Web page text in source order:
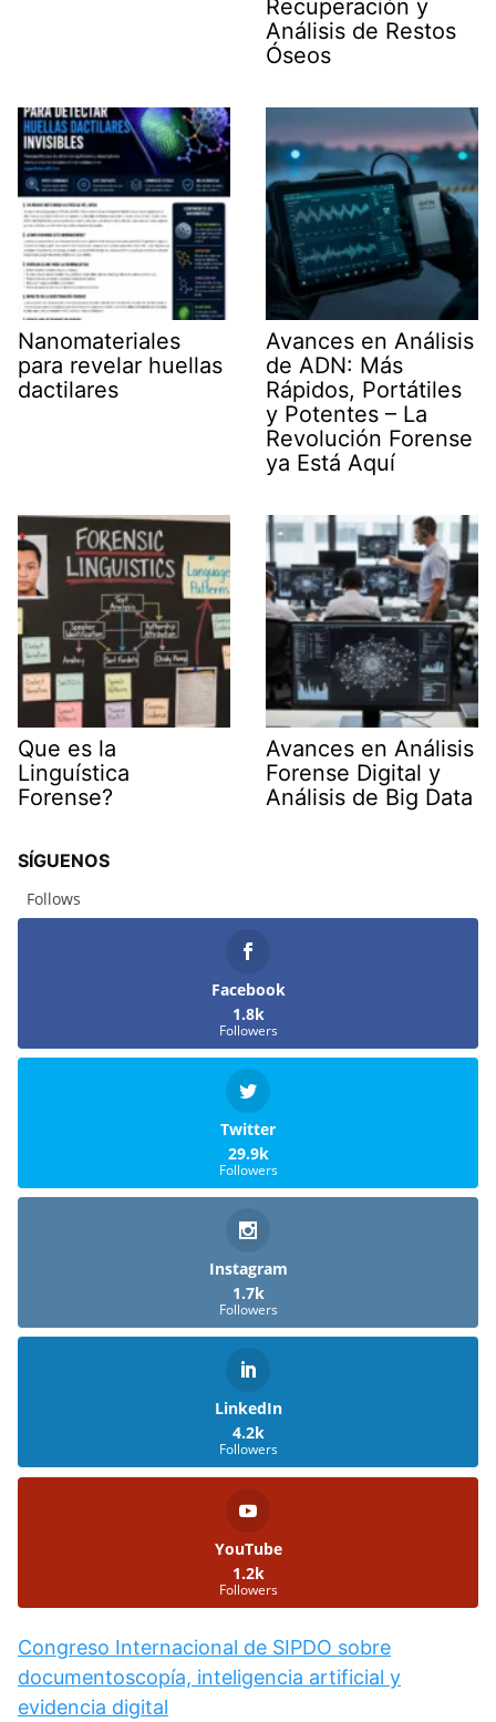
Recuperación y
Análisis de Restos
Óseos
Nanomateriales
para revelar huellas
dactilares
Avances en Análisis
de ADN: Más
Rápidos, Portátiles
y Potentes – La
Revolución Forense
ya Está Aquí
Que es la
Linguística
Forense?
Avances en Análisis
Forense Digital y
Análisis de Big Data
SÍGUENOS
Follows
Facebook
1.8k
Followers
Twitter
29.9k
Followers
Instagram
1.7k
Followers
LinkedIn
4.2k
Followers
YouTube
1.2k
Followers
Congreso Internacional de SIPDO sobre
documentoscopía, inteligencia artificial y
evidencia digital